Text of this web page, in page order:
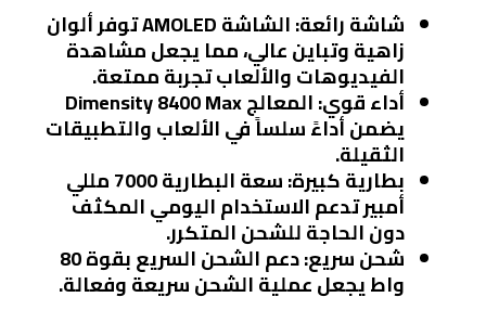
شاشة رائعة
: الشاشة AMOLED توفر ألوان
زاهية وتباين عالي، مما يجعل مشاهدة
الفيديوهات والألعاب تجربة ممتعة.
أداء قوي : المعالج Dimensity 8400 Max
يضمن أداءً سلساً في الألعاب والتطبيقات
الثقيلة.
بطارية كبيرة : سعة البطارية 7000 مللي
أمبير تدعم الاستخدام اليومي المكثف
دون الحاجة للشحن المتكرر.
شحن سريع : دعم الشحن السريع بقوة 80
واط يجعل عملية الشحن سريعة وفعالة.